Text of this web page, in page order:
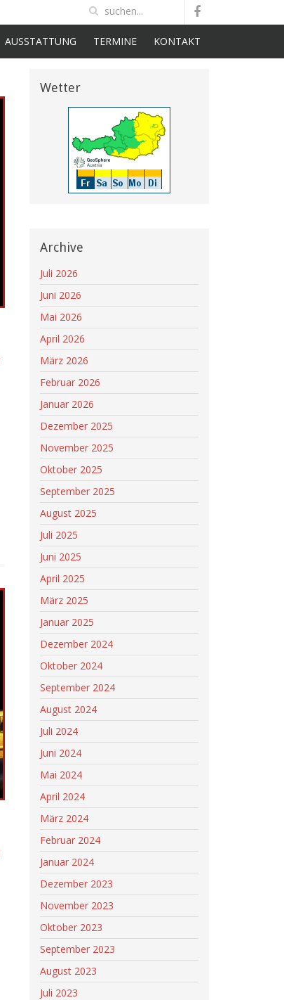
AUSSTATTUNG TERMINE KONTAKT
Wetter
Archive
Juli 2026
Juni 2026
Mai 2026
April 2026
März 2026
Februar 2026
Januar 2026
Dezember 2025
November 2025
Oktober 2025
September 2025
August 2025
Juli 2025
Juni 2025
April 2025
März 2025
Januar 2025
Dezember 2024
Oktober 2024
September 2024
August 2024
Juli 2024
Juni 2024
Mai 2024
April 2024
März 2024
Februar 2024
Januar 2024
Dezember 2023
November 2023
Oktober 2023
September 2023
August 2023
Juli 2023